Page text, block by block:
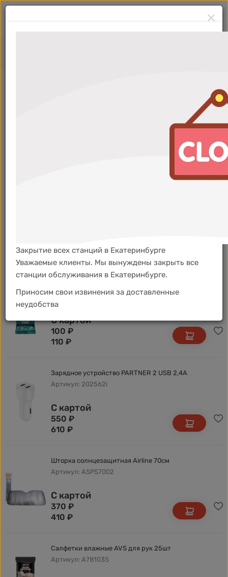
Фильтры
Салфетки влажные AVS для стекол и зеркал 25шт
110₽
Артикул: A78498S
С картой
100 ₽
110 ₽
Зарядное устройство PARTNER 2 USB 2,4А
Артикул: 202562i
С картой
550 ₽
610 ₽
Шторка солнцезащитная Airline 70см
Артикул: ASPS7002
С картой
370 ₽
410 ₽
Салфетки влажные AVS для рук 25шт
Артикул: A78103S
Закрытие всех станций в Екатеринбурге
Уважаемые клиенты. Мы вынуждены закрыть все
станции обслуживания в Екатеринбурге.
Приносим свои извинения за доставленные
неудобства